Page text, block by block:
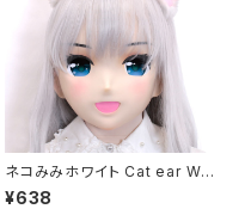
ネコみみホワイト Cat ear Whi
te
¥638